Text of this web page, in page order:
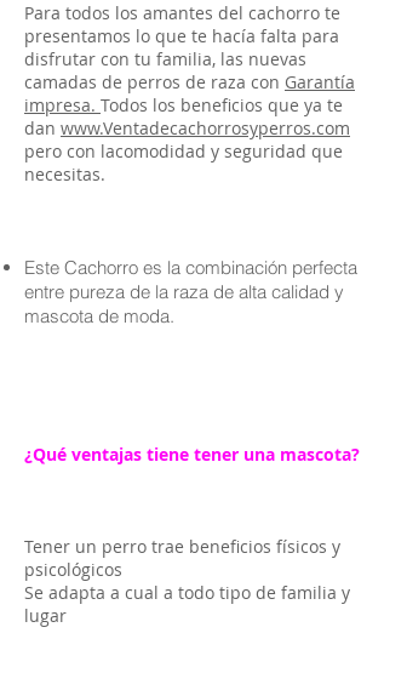
Para todos los amantes del cachorro te
presentamos lo que te hacía falta para
disfrutar con tu familia, las nuevas
camadas de perros de raza con Garantía
impresa. Todos los beneficios que ya te
dan www.Ventadecachorrosyperros.com
pero con lacomodidad y seguridad que
necesitas.
Este Cachorro es la combinación perfecta
entre pureza de la raza de alta calidad y
mascota de moda.
¿Qué ventajas tiene tener una mascota?
Tener un perro trae beneficios físicos y
psicológicos
Se adapta a cual a todo tipo de familia y
lugar